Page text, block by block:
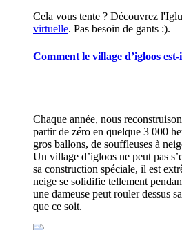
Cela vous tente ? Découvrez
virtuelle. Pas besoin de gants :).
Comment le village d’igloos
Chaque année, nous
partir de zéro en quelque 3 000
gros ballons, de souffleuses à
Un village d’igloos ne peut pas
sa construction spéciale, il est
neige se solidifie tellement
une dameuse peut rouler dessus
que ce soit.